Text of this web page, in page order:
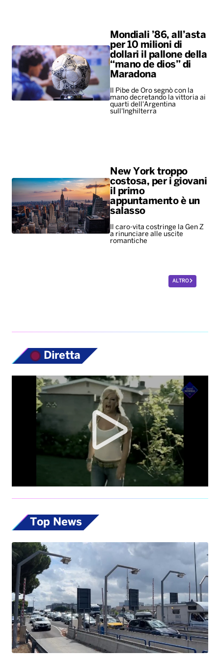
Mondiali ’86, all’asta
per 10 milioni di
dollari il pallone della
“mano de dios” di
Maradona
Il Pibe de Oro segnò con la
mano decretando la vittoria ai
quarti dell'Argentina
sull'Inghilterra
New York troppo
costosa, per i giovani
il primo
appuntamento è un
salasso
Il caro-vita costringe la Gen Z
a rinunciare alle uscite
romantiche
ALTRO
Diretta
Top News